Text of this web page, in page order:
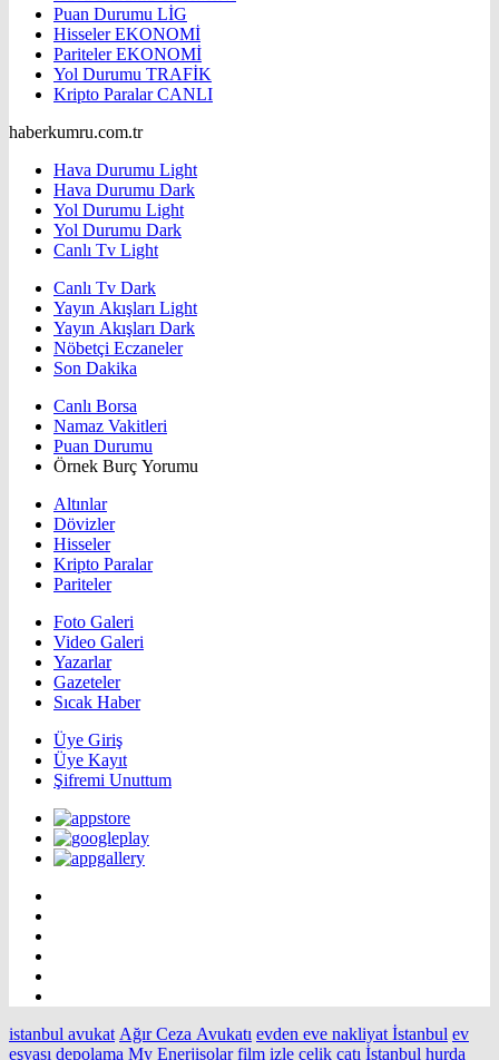
Puan Durumu LİG
HisselerEKONOMİ
ParitelerEKONOMİ
Yol Durumu TRAFİK
Kripto ParalarCANLI
haberkumru.com.tr
Hava Durumu Light
Hava Durumu Dark
Yol Durumu Light
Yol Durumu Dark
Canlı Tv Light
Canlı Tv Dark
Yayın Akışları Light
Yayın Akışları Dark
Nöbetçi Eczaneler
Son Dakika
Canlı Borsa
Namaz Vakitleri
Puan Durumu
Örnek Burç Yorumu
Altınlar
Dövizler
Hisseler
Kripto Paralar
Pariteler
Foto Galeri
Video Galeri
Yazarlar
Gazeteler
Sıcak Haber
Üye Giriş
Üye Kayıt
Şifremi Unuttum
istanbul avukat Ağır Ceza Avukatı evden eve nakliyat İstanbul ev
eşyası depolama My Enerjisolar film izle çelik çatı İstanbul hurda